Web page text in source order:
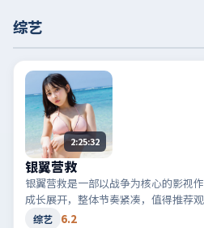
综艺
2:25:32
银翼营救
银翼营救是一部以战争为核心的影视
成长展开，整体节奏紧凑，值得推荐观
综艺 6.2